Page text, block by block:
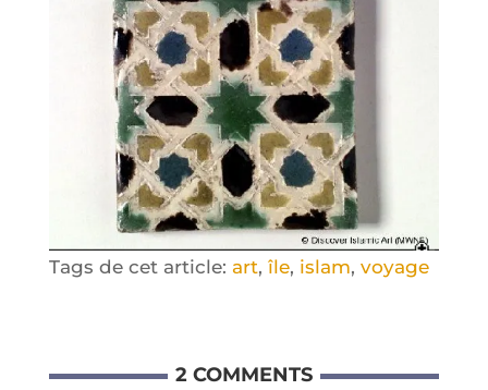
Tags de cet article: art, île, islam, voyage
2 COMMENTS